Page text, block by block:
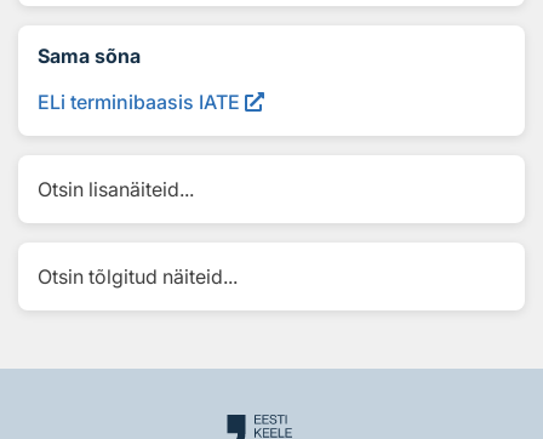
Sama sõna
ELi terminibaasis IATE
Otsin lisanäiteid...
Otsin tõlgitud näiteid...